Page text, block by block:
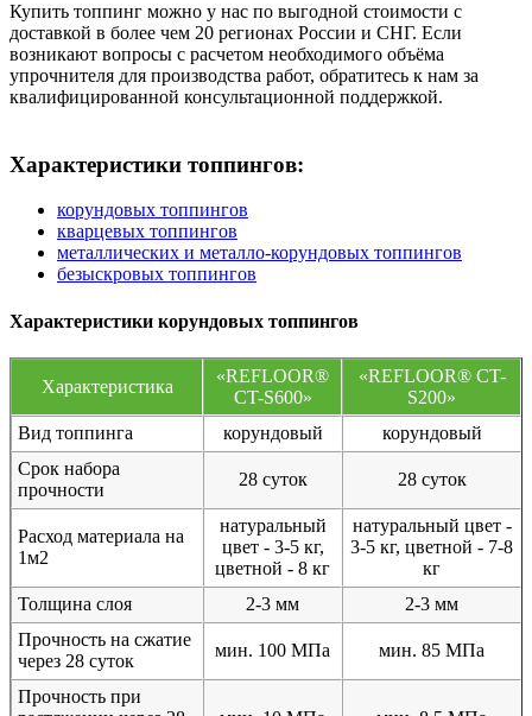
Купить топпинг можно у нас по выгодной стоимости с
доставкой в более чем 20 регионах России и СНГ. Если
возникают вопросы с расчетом необходимого объёма
упрочнителя для производства работ, обратитесь к нам за
квалифицированной консультационной поддержкой.
Характеристики топпингов:
корундовых топпингов
кварцевых топпингов
металлических и металло-корундовых топпингов
безыскровых топпингов
Характеристики корундовых топпингов
Характеристика
«REFLOOR®
CT-S600»
«REFLOOR® CT-
S200»
Вид топпинга
корундовый
корундовый
Срок набора
прочности
28 суток 28 суток
Расход материала на
1м2
натуральный
цвет - 3-5 кг,
цветной - 8 кг
натуральный цвет -
3-5 кг, цветной - 7-8
кг
Толщина слоя
2-3 мм
2-3 мм
Прочность на сжатие
через 28 суток
мин. 100 МПа мин. 85 МПа
Прочность при